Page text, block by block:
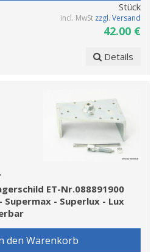
Stück
incl. MwSt zzgl. Versand
42.00 €
Details
ET-Nr.088891900
Supermax - Superlux - Lux
den Warenkorb